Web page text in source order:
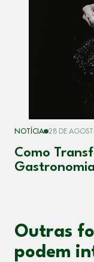
NOTÍCIA 28 DE
Como
Outras
podem